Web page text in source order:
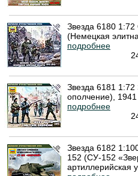
Звезда 6180
(Немецкая
подробнее
Звезда 6181 1:72
ополчение), 1941
подробнее
Звезда 6182
152 (СУ-152
артиллерийская